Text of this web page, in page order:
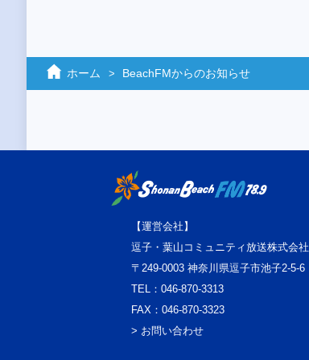
ホーム BeachFMからのお知らせ
【運営会社】
逗子・葉山コミュニティ放送株式会社
〒249-0003 神奈川県逗子市池子2-5-6
TEL：046-870-3313
FAX：046-870-3323
> お問い合わせ